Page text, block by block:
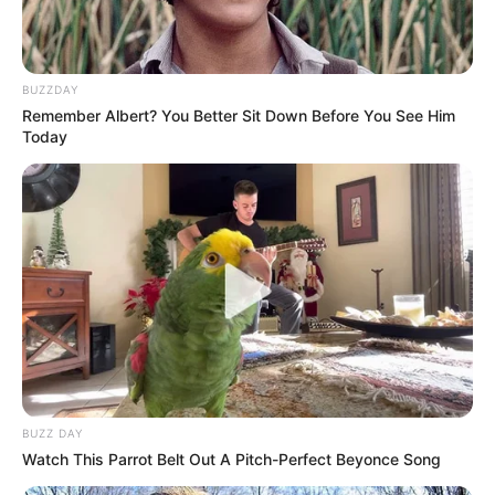
ΔΙΑΒΑΣΤΕ:ΘΑΝΑΤΟΣ ΔΥΟ ΜΕΡΕΣ ΜΕΤΑ ΤΟΝ
BUZZDAY
Remember Albert? You Better Sit Down Before You See Him
Today
BUZZ DAY
Watch This Parrot Belt Out A Pitch-Perfect Beyonce Song